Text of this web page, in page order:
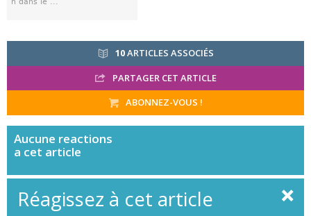
h dans le ...
10ARTICLES ASSOCIÉS
PARTAGER CET ARTICLE
ABONNEZ-VOUS !
Aucune reactions
a cet article
Réagissez à cet article